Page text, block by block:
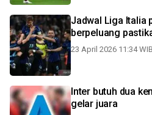
Jadwal Liga Italia
berpeluang
23 April 2026 11:34 WIB
Inter butuh dua
gelar juara